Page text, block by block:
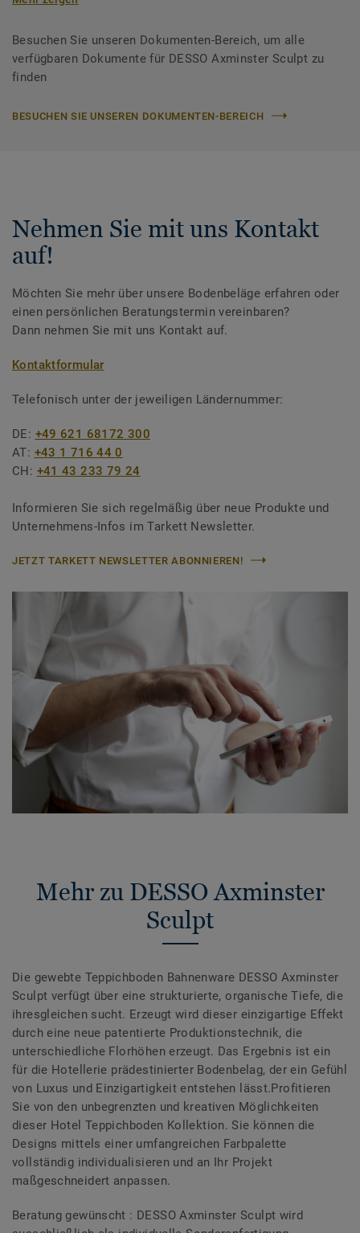
Besuchen Sie unseren Dokumenten-Bereich, um alle
verfügbaren Dokumente für DESSO Axminster Sculpt zu
finden
BESUCHEN SIE UNSEREN DOKUMENTEN-BEREICH
Nehmen Sie mit uns Kontakt
auf!
Möchten Sie mehr über unsere Bodenbeläge erfahren oder
einen persönlichen Beratungstermin vereinbaren?
Dann nehmen Sie mit uns Kontakt auf.
Kontaktformular
Telefonisch unter der jeweiligen Ländernummer:
DE: +49 621 68172 300
AT: +43 1 716 44 0
CH: +41 43 233 79 24
Informieren Sie sich regelmäßig über neue Produkte und
Unternehmens-Infos im Tarkett Newsletter.
JETZT TARKETT NEWSLETTER ABONNIEREN!
Mehr zu DESSO Axminster
Sculpt
Die gewebte Teppichboden Bahnenware DESSO Axminster
Sculpt verfügt über eine strukturierte, organische Tiefe, die
ihresgleichen sucht. Erzeugt wird dieser einzigartige Effekt
durch eine neue patentierte Produktionstechnik, die
unterschiedliche Florhöhen erzeugt. Das Ergebnis ist ein
für die Hotellerie prädestinierter Bodenbelag, der ein Gefühl
von Luxus und Einzigartigkeit entstehen lässt.Profitieren
Sie von den unbegrenzten und kreativen Möglichkeiten
dieser Hotel Teppichboden Kollektion. Sie können die
Designs mittels einer umfangreichen Farbpalette
vollständig individualisieren und an Ihr Projekt
maßgeschneidert anpassen.
Beratung gewünscht : DESSO Axminster Sculpt wird